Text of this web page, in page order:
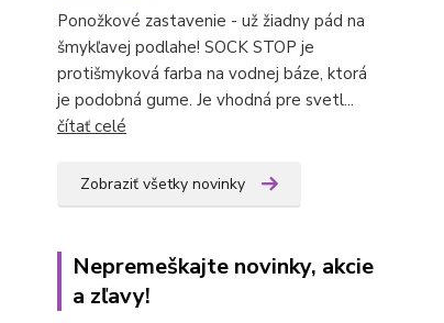
Ponožkové zastavenie - už žiadny pád na
šmykľavej podlahe! SOCK STOP je
protišmyková farba na vodnej báze, ktorá
je podobná gume. Je vhodná pre svetl...
čítať celé
Zobraziť všetky novinky
Nepremeškajte novinky, akcie
a zľavy!